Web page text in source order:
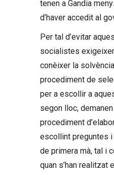
tenen a Gandia
d’haver accedit al
Per tal d’evitar
socialistes
conèixer la
procediment de
per a escollir a
segon lloc,
procediment
escollint preguntes
de primera mà, tal i
quan s’han realitzat